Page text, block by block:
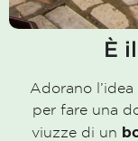
È
Adorano
per fare una
viuzze di un